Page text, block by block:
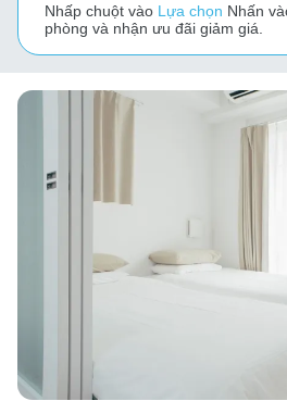
Nhấp chuột vào Lựa chọn Nhấn
phòng và nhận ưu đãi giảm giá.